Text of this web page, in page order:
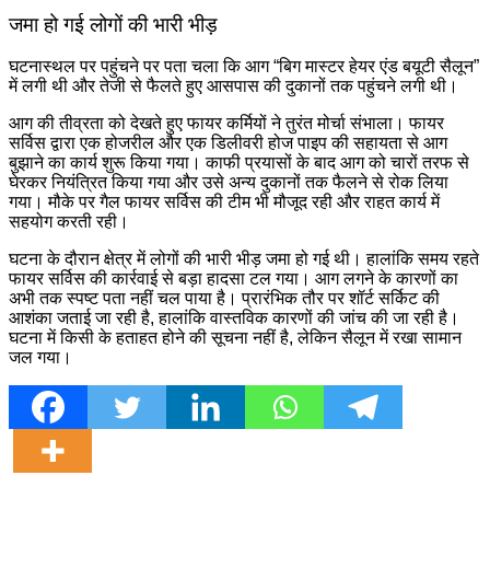
जमा हो गई लोगों की भारी भीड़
घटनास्थल पर पहुंचने पर पता चला कि आग “बिग मास्टर हेयर एंड बयूटी सैलून”
में लगी थी और तेजी से फैलते हुए आसपास की दुकानों तक पहुंचने लगी थी।
आग की तीव्रता को देखते हुए फायर कर्मियों ने तुरंत मोर्चा संभाला। फायर
सर्विस द्वारा एक होजरील और एक डिलीवरी होज पाइप की सहायता से आग
बुझाने का कार्य शुरू किया गया। काफी प्रयासों के बाद आग को चारों तरफ से
घेरकर नियंत्रित किया गया और उसे अन्य दुकानों तक फैलने से रोक लिया
गया। मौके पर गैल फायर सर्विस की टीम भी मौजूद रही और राहत कार्य में
सहयोग करती रही।
घटना के दौरान क्षेत्र में लोगों की भारी भीड़ जमा हो गई थी। हालांकि समय रहते
फायर सर्विस की कार्रवाई से बड़ा हादसा टल गया। आग लगने के कारणों का
अभी तक स्पष्ट पता नहीं चल पाया है। प्रारंभिक तौर पर शॉर्ट सर्किट की
आशंका जताई जा रही है, हालांकि वास्तविक कारणों की जांच की जा रही है।
घटना में किसी के हताहत होने की सूचना नहीं है, लेकिन सैलून में रखा सामान
जल गया।